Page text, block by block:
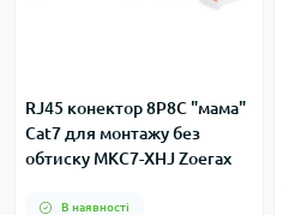
RJ45 конектор 8P8C "мама"
Cat7 для монтажу без
обтиску MKC7-XHJ Zoerax
В наявності